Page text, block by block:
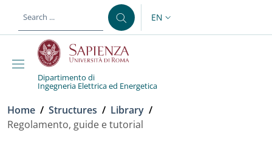
LANGUAGE SWITCHER:
EN
Dipartimento di
Ingegneria Elettrica ed Energetica
Breadcrumb
Home / Structures / Library /
Regolamento, guide e tutorial